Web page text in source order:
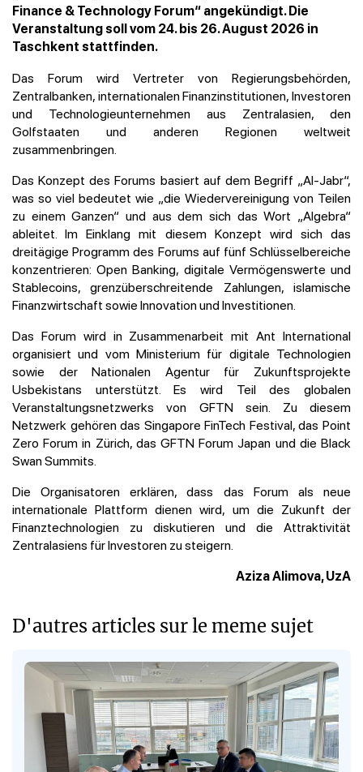
Finance & Technology Forum“ angekündigt. Die
Veranstaltung soll vom 24. bis 26. August 2026 in
Taschkent stattfinden.
Das Forum wird Vertreter von Regierungsbehörden,
Zentralbanken, internationalen Finanzinstitutionen, Investoren
und Technologieunternehmen aus Zentralasien, den
Golfstaaten und anderen Regionen weltweit
zusammenbringen.
Das Konzept des Forums basiert auf dem Begriff „Al-Jabr“,
was so viel bedeutet wie „die Wiedervereinigung von Teilen
zu einem Ganzen“ und aus dem sich das Wort „Algebra“
ableitet. Im Einklang mit diesem Konzept wird sich das
dreitägige Programm des Forums auf fünf Schlüsselbereiche
konzentrieren: Open Banking, digitale Vermögenswerte und
Stablecoins, grenzüberschreitende Zahlungen, islamische
Finanzwirtschaft sowie Innovation und Investitionen.
Das Forum wird in Zusammenarbeit mit Ant International
organisiert und vom Ministerium für digitale Technologien
sowie der Nationalen Agentur für Zukunftsprojekte
Usbekistans unterstützt. Es wird Teil des globalen
Veranstaltungsnetzwerks von GFTN sein. Zu diesem
Netzwerk gehören das Singapore FinTech Festival, das Point
Zero Forum in Zürich, das GFTN Forum Japan und die Black
Swan Summits.
Die Organisatoren erklären, dass das Forum als neue
internationale Plattform dienen wird, um die Zukunft der
Finanztechnologien zu diskutieren und die Attraktivität
Zentralasiens für Investoren zu steigern.
Aziza Alimova, UzA
D'autres articles sur le meme sujet